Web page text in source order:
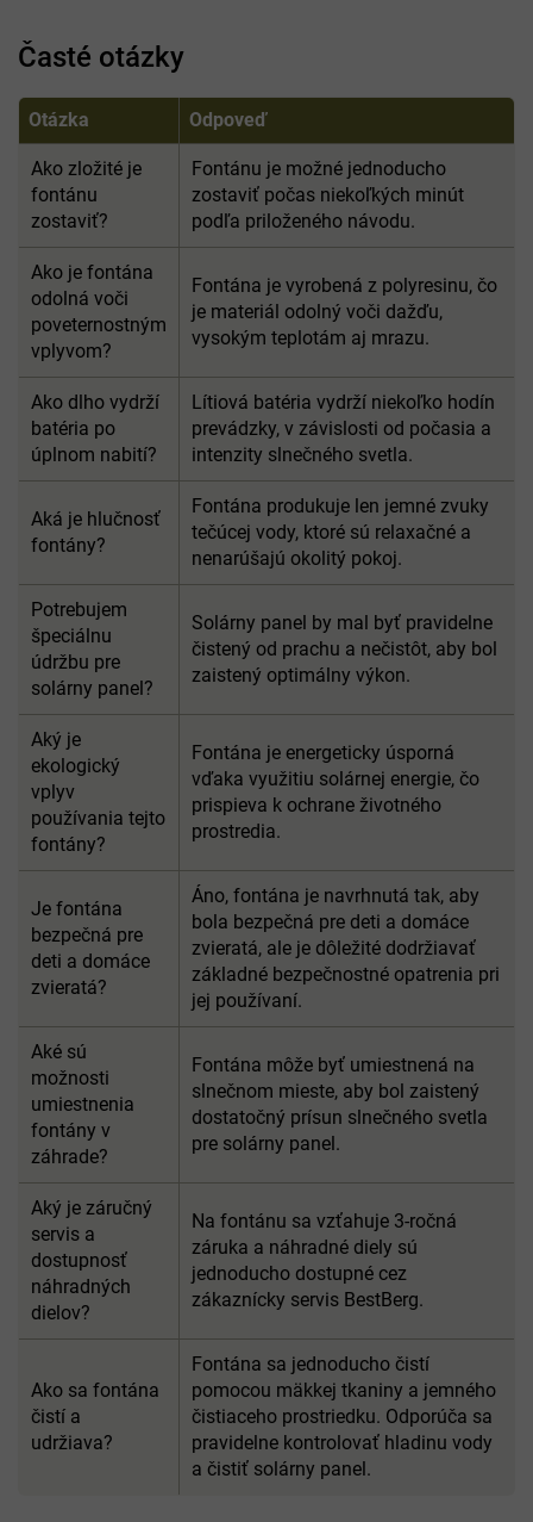
Časté otázky
Otázka Odpoveď
Ako zložité je
fontánu
zostaviť?
Fontánu je možné jednoducho
zostaviť počas niekoľkých minút
podľa priloženého návodu.
Ako je fontána
odolná voči
poveternostným
vplyvom?
Fontána je vyrobená z polyresinu, čo
je materiál odolný voči dažďu,
vysokým teplotám aj mrazu.
Ako dlho vydrží
batéria po
úplnom nabití?
Lítiová batéria vydrží niekoľko hodín
prevádzky, v závislosti od počasia a
intenzity slnečného svetla.
Aká je hlučnosť
fontány?
Fontána produkuje len jemné zvuky
tečúcej vody, ktoré sú relaxačné a
nenarúšajú okolitý pokoj.
Potrebujem
špeciálnu
údržbu pre
solárny panel?
Solárny panel by mal byť pravidelne
čistený od prachu a nečistôt, aby bol
zaistený optimálny výkon.
Aký je
ekologický
vplyv
používania tejto
fontány?
Fontána je energeticky úsporná
vďaka využitiu solárnej energie, čo
prispieva k ochrane životného
prostredia.
Je fontána
bezpečná pre
deti a domáce
zvieratá?
Áno, fontána je navrhnutá tak, aby
bola bezpečná pre deti a domáce
zvieratá, ale je dôležité dodržiavať
základné bezpečnostné opatrenia pri
jej používaní.
Aké sú
možnosti
umiestnenia
fontány v
záhrade?
Fontána môže byť umiestnená na
slnečnom mieste, aby bol zaistený
dostatočný prísun slnečného svetla
pre solárny panel.
Aký je záručný
servis a
dostupnosť
náhradných
dielov?
Na fontánu sa vzťahuje 3-ročná
záruka a náhradné diely sú
jednoducho dostupné cez
zákaznícky servis BestBerg.
Ako sa fontána
čistí a
udržiava?
Fontána sa jednoducho čistí
pomocou mäkkej tkaniny a jemného
čistiaceho prostriedku. Odporúča sa
pravidelne kontrolovať hladinu vody
a čistiť solárny panel.